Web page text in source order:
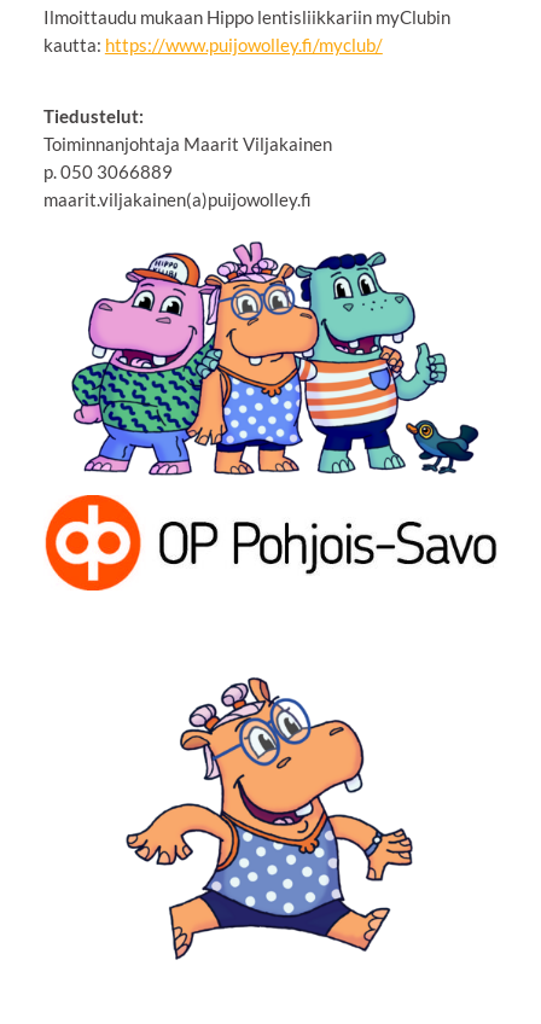
Ilmoittaudu mukaan Hippo lentisliikkariin myClubin
kautta: https://www.puijowolley.fi/myclub/
Tiedustelut:
Toiminnanjohtaja Maarit Viljakainen
p. 050 3066889
maarit.viljakainen(a)puijowolley.fi